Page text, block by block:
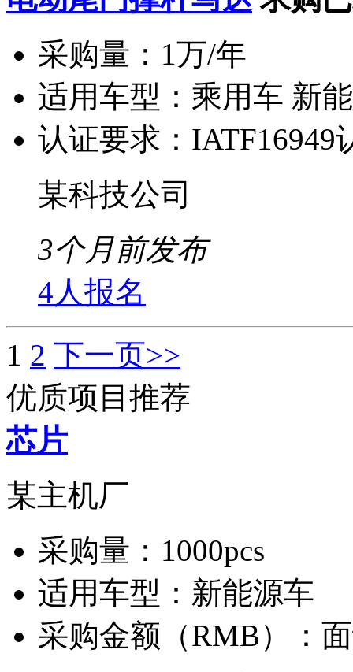
采购量： 1万/年
适用车型： 乘用车 新
认证要求： IATF16949
某科技公司
3个月前发布
4人报名
1 2 下一页>>
优质项目推荐
芯片
某主机厂
采购量： 1000pcs
适用车型： 新能源车
采购金额（RMB）：